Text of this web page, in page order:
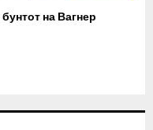
на Вагнер